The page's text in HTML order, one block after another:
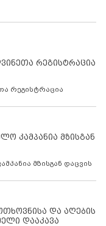
რეგისტრაცია
რეგისტრაცია
კამპანია მზისგან
მზისგან დაცვის
და აღების
დააკავა